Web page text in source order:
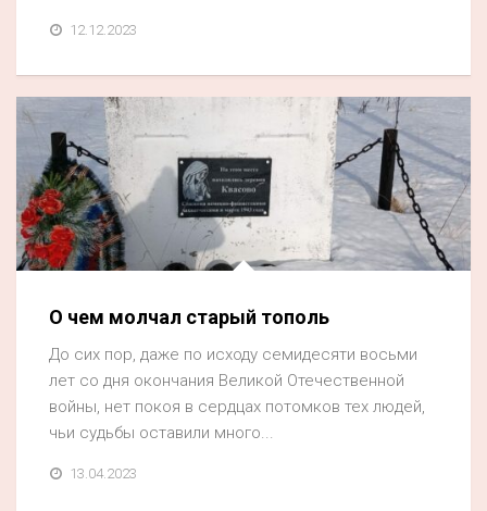
12.12.2023
О чем молчал старый тополь
До сих пор, даже по исходу семидесяти восьми
лет со дня окончания Великой Отечественной
войны, нет покоя в сердцах потомков тех людей,
чьи судьбы оставили много...
13.04.2023